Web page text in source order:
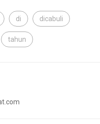
di dicabuli
tahun